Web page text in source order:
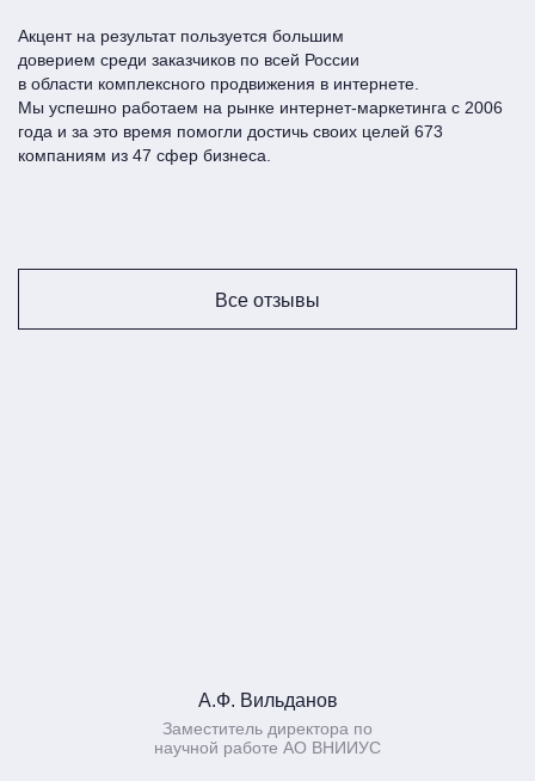
Акцент на результат пользуется большим
доверием среди заказчиков по всей Росcии
в области комплексного продвижения в интернете.
Мы успешно работаем на рынке интернет-маркетинга с 2006
года и за это время помогли достичь своих целей 673
компаниям из 47 сфер бизнеса.
Все отзывы
А.Ф. Вильданов
Заместитель директора по
научной работе АО ВНИИУС